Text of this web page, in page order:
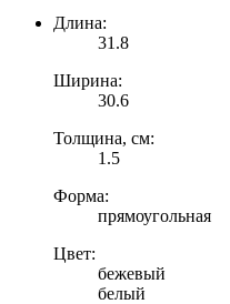
Длина:
31.8
Ширина:
30.6
Толщина, см:
1.5
Форма:
прямоугольная
Цвет:
бежевый
белый